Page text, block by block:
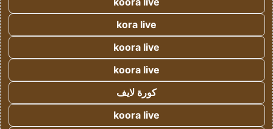
kora live
koora live
koora live
كورة لايف
koora live